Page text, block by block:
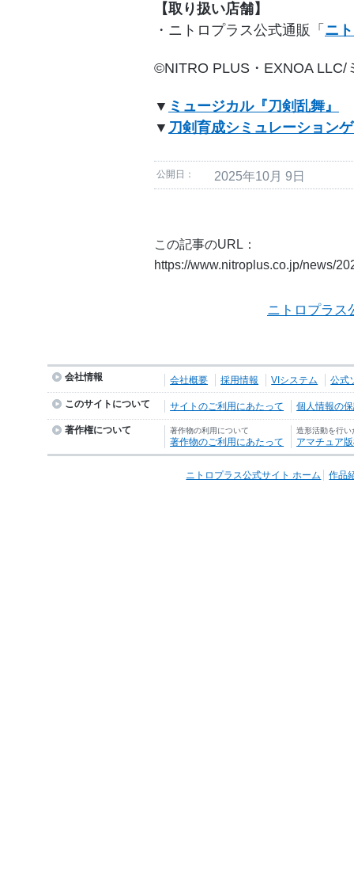
【取り扱い店舗】
・ニトロプラス公式通販「 ニ
©NITRO PLUS・EXNOA LLC/
▼ ミュージカル『刀剣乱舞』
▼ 刀剣育成シミュレーション
公開日： 2025年10月 9日
この記事のURL：
https://www.nitroplus.co.jp/news/
ニトロプラス
会社情報 会社概要 採用情報 VIシステム 公式
このサイトについて サイトのご利用にあたって 個人情報の
著作権について 著作物の利用について
著作物のご利用にあたって
造形活動を行い
アマチュア
ニトロプラス公式サイト ホーム 作品